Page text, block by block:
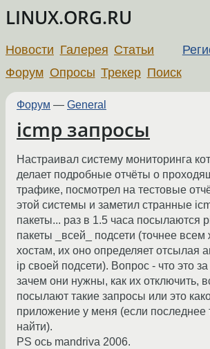
LINUX.ORG.RU
Новости Галерея Статьи
Форум Опросы Трекер Поиск
Форум — General
icmp запросы
Настраивал систему мониторинга
делает подробные отчёты о
трафике, посмотрел на тестовые
этой системы и заметил странные
пакеты... раз в 1.5 часа посылаются
пакеты _всей_ подсети (точнее
хостам, их оно определяет отсылая
ip своей подсети). Вопрос - что это
зачем они нужны, как их отключить,
посылают такие запросы или это
приложение у меня (если последнее
найти).
PS ось mandriva 2006.